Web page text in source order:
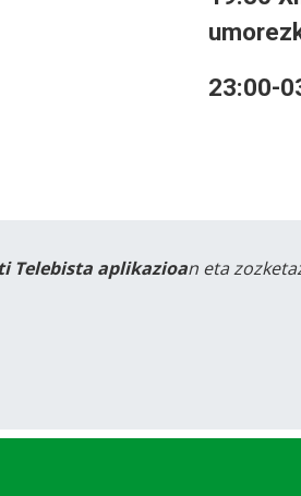
23:00-
Telebista aplikazioan eta